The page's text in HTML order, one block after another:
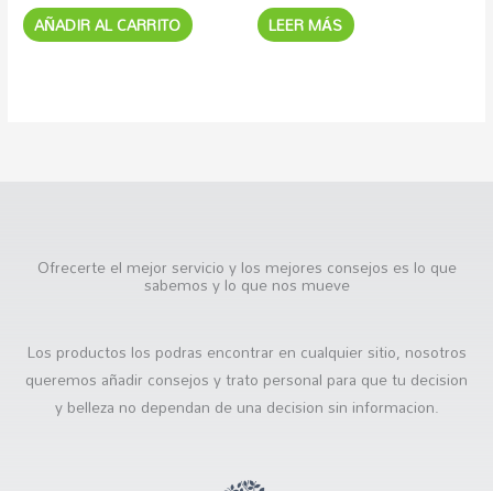
AÑADIR AL CARRITO LEER MÁS
Ofrecerte el mejor servicio y los mejores consejos es lo que
sabemos y lo que nos mueve
Los productos los podras encontrar en cualquier sitio, nosotros
queremos añadir consejos y trato personal para que tu decision
y belleza no dependan de una decision sin informacion.